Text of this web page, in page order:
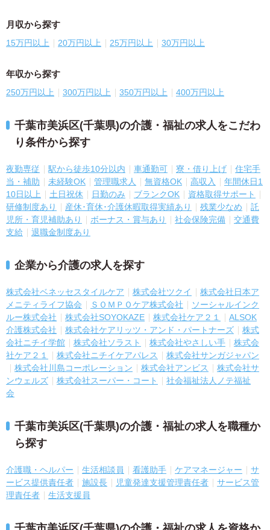
月収から探す
15万円以上 20万円以上 25万円以上 30万円以上
年収から探す
250万円以上 300万円以上 350万円以上 400万円以上
千葉市美浜区(千葉県)の介護・福祉の求人をこだわ
り条件から探す
夜勤専従 駅から徒歩10分以内 車通勤可 寮・借り上げ
住宅手
当・補助
未経験OK 管理職求人 無資格OK 高収入
年間休日1
10日以上
土日祝休 日勤のみ ブランクOK
資格取得サポート
研修制度あり
産休･育休･介護休暇取得実績あり 残業少なめ
託
児所・育児補助あり
ボーナス・賞与あり 社会保険完備
交通費
支給
退職金制度あり
企業から介護の求人を探す
株式会社ベネッセスタイルケア 株式会社ツクイ
株式会社日本ア
メニティライフ協会
ＳＯＭＰＯケア株式会社
ソーシャルインク
ルー株式会社
株式会社SOYOKAZE 株式会社ケア２１
ALSOK
介護株式会社
株式会社ケアリッツ・アンド・パートナーズ
株式
会社ニチイ学館
株式会社ソラスト 株式会社やさしい手
株式会
社ケア２１
株式会社ニチイケアパレス
株式会社サンガジャパン
株式会社川島コーポレーション
株式会社アンビス
株式会社サ
ンウェルズ
株式会社スーパー・コート
社会福祉法人ノテ福祉
会
千葉市美浜区(千葉県)の介護・福祉の求人を職種か
ら探す
介護職・ヘルパー 生活相談員 看護助手 ケアマネージャー
サ
ービス提供責任者
施設長 児童発達支援管理責任者
サービス管
理責任者
生活支援員